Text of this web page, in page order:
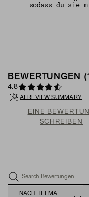
sodass du sie
BEWERTUNGEN
4.8
AI REVIEW SUMMARY
EINE
SCHREIBEN
Search Bewertungen
NACH THEMA